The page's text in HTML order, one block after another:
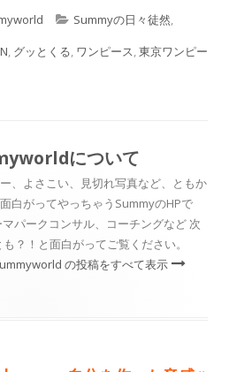
カ
テ
Summyの日々徒然,
, グッとくる, ワンピース,東京ワンピー
について
、よさこい、見切れ写真など、ともか
白がってやっちゃうSummyのHPで
パークコンサル、コーチングなど 次
？！と面白がってご覧ください。
の投稿をすべて表示